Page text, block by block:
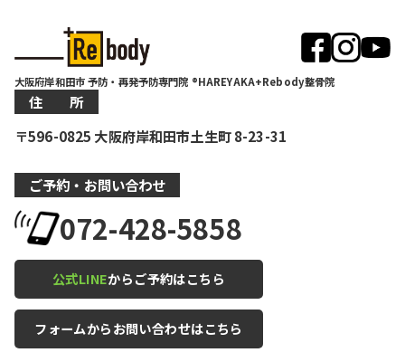
大阪府岸和田市 予防・再発予防専門院 ®HAREYAKA+Rebody整骨院
住 所
〒596-0825 大阪府岸和田市土生町 8-23-31
ご予約・お問い合わせ
072-428-5858
公式LINEからご予約はこちら
フォームからお問い合わせはこちら